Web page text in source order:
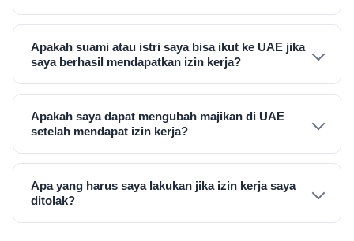
Apakah suami atau istri saya bisa ikut ke UAE jika
saya berhasil mendapatkan izin kerja?
Apakah saya dapat mengubah majikan di UAE
setelah mendapat izin kerja?
Apa yang harus saya lakukan jika izin kerja saya
ditolak?